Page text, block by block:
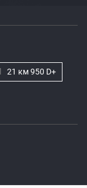
21 км 950 D+